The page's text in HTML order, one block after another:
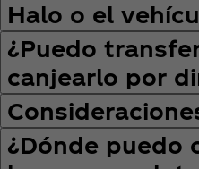
Halo o el
¿Puedo
canjearlo por
¿Dónde puedo